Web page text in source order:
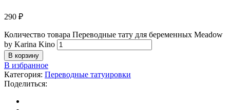
290 ₽
Количество товара Переводные тату для беременных Meadow
by Karina Kino
В корзину
В избранное
Категория: Переводные татуировки
Поделиться: